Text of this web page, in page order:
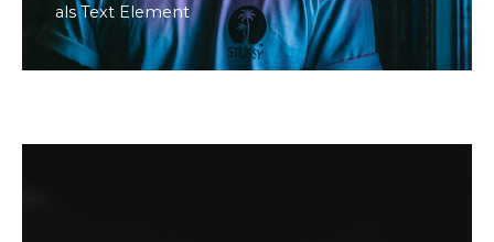
als Text Element